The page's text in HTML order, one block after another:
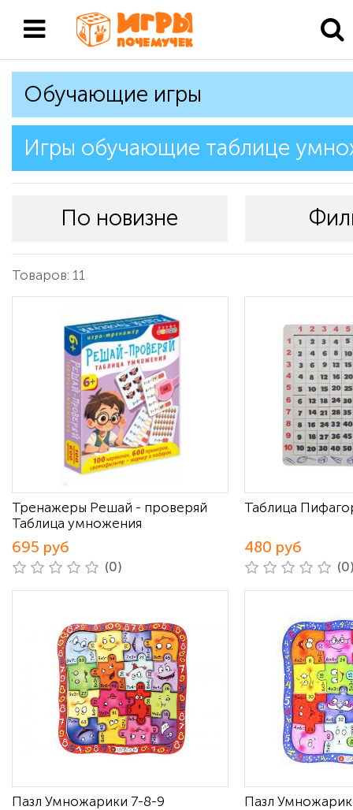
Обучающие игры
Игры обучающие таблице
По новизне
Товаров: 11
Тренажеры Решай - проверяй
Таблица умножения
695 руб
(0)
Таблица
480 руб
Пазл Умножарики 7-8-9 Пазл